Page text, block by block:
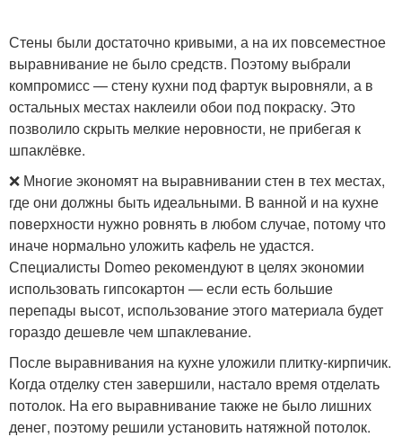
Стены были достаточно кривыми, а на их повсеместное
выравнивание не было средств. Поэтому выбрали
компромисс — стену кухни под фартук выровняли, а в
остальных местах наклеили обои под покраску. Это
позволило скрыть мелкие неровности, не прибегая к
шпаклёвке.
❌ Многие экономят на выравнивании стен в тех местах,
где они должны быть идеальными. В ванной и на кухне
поверхности нужно ровнять в любом случае, потому что
иначе нормально уложить кафель не удастся.
Специалисты Domeo рекомендуют в целях экономии
использовать гипсокартон — если есть большие
перепады высот, использование этого материала будет
гораздо дешевле чем шпаклевание.
После выравнивания на кухне уложили плитку-кирпичик.
Когда отделку стен завершили, настало время отделать
потолок. На его выравнивание также не было лишних
денег, поэтому решили установить натяжной потолок.